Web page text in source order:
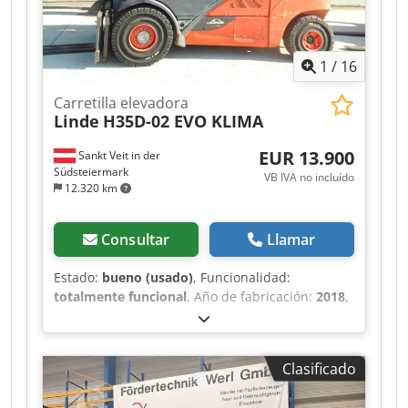
Ajha - Desplazador lateral - Faro de trabajo -
Carretilla en buen estado - Lista para usar
inmediatamente - Buenos neumáticos Precio de
venta: 7.700,00 € (neto) ¡También ofrecemos1 / 16
Sankt Veit in der
Südsteiermark
12.320 km
Carretilla elevadora
Linde H35D-02 EVO KLIMA
EUR 13.900
VB IVA no incluído
Consultar Llamar
Estado: bueno (usado), Funcionalidad:
totalmente funcional, Año de fabricación: 2018,
3.500 kg
elevación:4.650 mm, tipo de combustible:
diésel, tipo de mástil:triple, potencia:44 kW
(59,82 CV)
, Equipamiento:aire acondicionado,
calefacción del asiento, desplazador lateral,
Clasificado